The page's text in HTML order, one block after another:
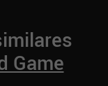
Game